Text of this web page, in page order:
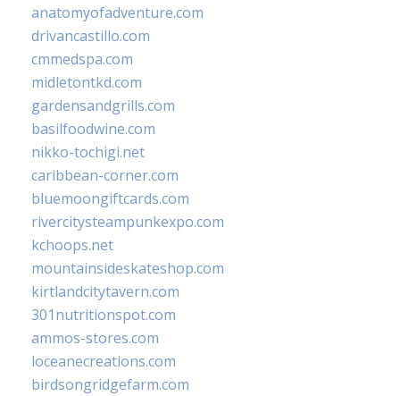
anatomyofadventure.com
drivancastillo.com
cmmedspa.com
midletontkd.com
gardensandgrills.com
basilfoodwine.com
nikko-tochigi.net
caribbean-corner.com
bluemoongiftcards.com
rivercitysteampunkexpo.com
kchoops.net
mountainsideskateshop.com
kirtlandcitytavern.com
301nutritionspot.com
ammos-stores.com
loceanecreations.com
birdsongridgefarm.com